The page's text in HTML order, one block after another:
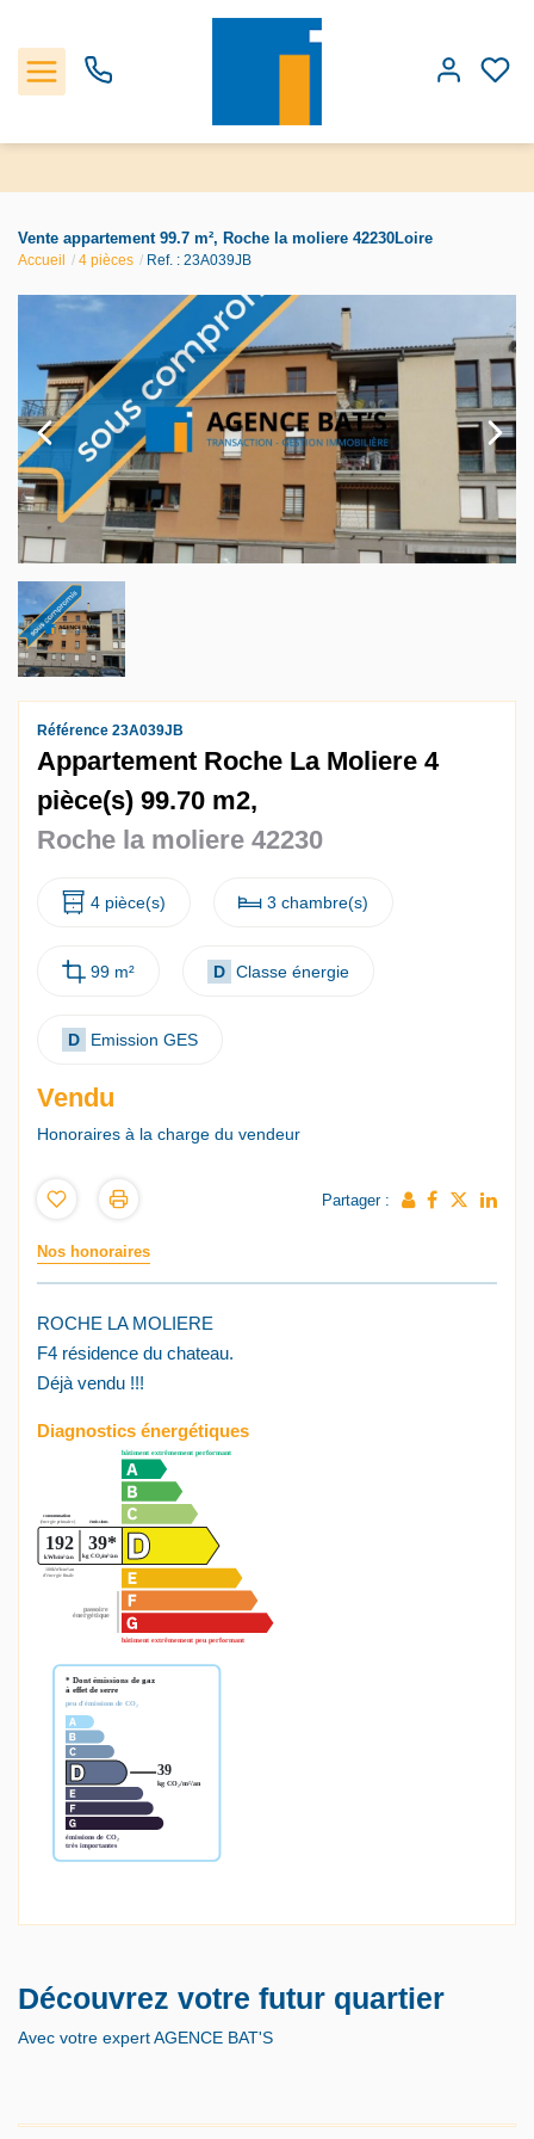
Les biens
Estimation
Notre Agence
Vente appartement 99.7 m², Roche la moliere 42230Loire
Accueil 4 pièces Ref. : 23A039JB
Référence 23A039JB
Appartement Roche La Moliere 4
pièce(s) 99.70 m2,
Roche la moliere 42230
4 pièce(s) 3 chambre(s)
99 m² D Classe énergie
D Emission GES
Vendu
Honoraires à la charge du vendeur
Partager :
Nos honoraires
ROCHE LA MOLIERE
F4 résidence du chateau.
Déjà vendu !!!
Diagnostics énergétiques
Découvrez votre futur quartier
Avec votre expert AGENCE BAT'S